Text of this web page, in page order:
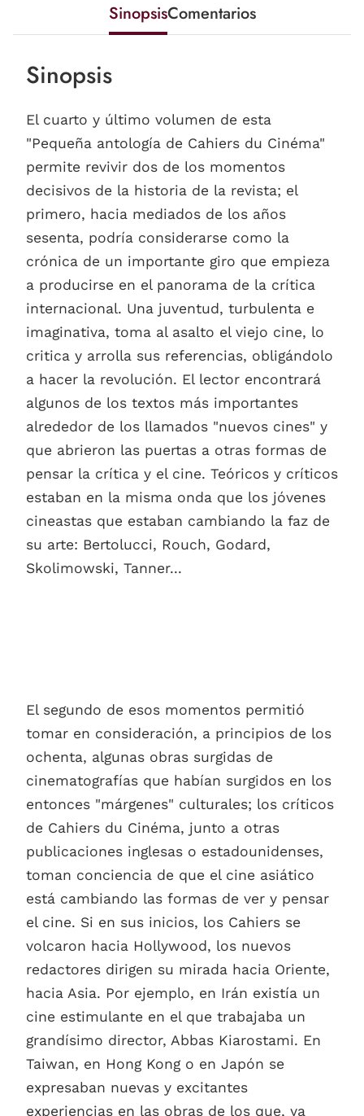
SinopsisComentarios
Sinopsis
El cuarto y último volumen de esta
"Pequeña antología de Cahiers du Cinéma"
permite revivir dos de los momentos
decisivos de la historia de la revista; el
primero, hacia mediados de los años
sesenta, podría considerarse como la
crónica de un importante giro que empieza
a producirse en el panorama de la crítica
internacional. Una juventud, turbulenta e
imaginativa, toma al asalto el viejo cine, lo
critica y arrolla sus referencias, obligándolo
a hacer la revolución. El lector encontrará
algunos de los textos más importantes
alrededor de los llamados "nuevos cines" y
que abrieron las puertas a otras formas de
pensar la crítica y el cine. Teóricos y críticos
estaban en la misma onda que los jóvenes
cineastas que estaban cambiando la faz de
su arte: Bertolucci, Rouch, Godard,
Skolimowski, Tanner...
El segundo de esos momentos permitió
tomar en consideración, a principios de los
ochenta, algunas obras surgidas de
cinematografías que habían surgidos en los
entonces "márgenes" culturales; los críticos
de Cahiers du Cinéma, junto a otras
publicaciones inglesas o estadounidenses,
toman conciencia de que el cine asiático
está cambiando las formas de ver y pensar
el cine. Si en sus inicios, los Cahiers se
volcaron hacia Hollywood, los nuevos
redactores dirigen su mirada hacia Oriente,
hacia Asia. Por ejemplo, en Irán existía un
cine estimulante en el que trabajaba un
grandísimo director, Abbas Kiarostami. En
Taiwan, en Hong Kong o en Japón se
expresaban nuevas y excitantes
experiencias en las obras de los que, ya